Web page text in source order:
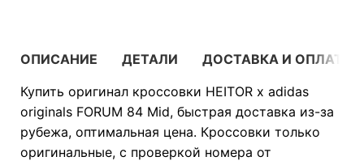
ОПИСАНИЕ ДЕТАЛИ
ДОСТАВКА И ОПЛАТА
Купить оригинал кроссовки HEITOR x adidas
originals FORUM 84 Mid, быстрая доставка из-за
рубежа, оптимальная цена. Кроссовки только
оригинальные, с проверкой номера от